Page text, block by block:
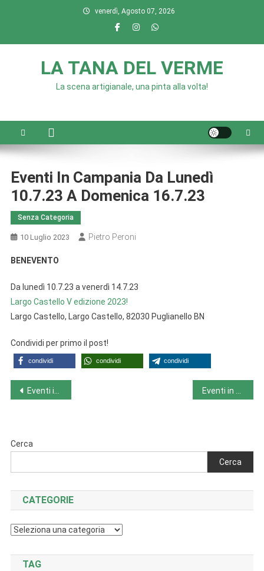
venerdì, Agosto 07, 2026
LA TANA DEL VERME
La scena artigianale, una pinta alla volta!
Eventi In Campania Da Lunedì
10.7.23 A Domenica 16.7.23
Senza Categoria
10 Luglio 2023 Pietro Peroni
BENEVENTO
Da lunedì 10.7.23 a venerdì 14.7.23
Largo Castello V edizione 2023!
Largo Castello, Largo Castello, 82030 Puglianello BN
Condividi per primo il post!
condividi condividi condividi
Navigazione
Eventi in Calabria da lunedì 10.7.23 a domenica 16.7.23
Cerca
Cerca
CATEGORIE
Categorie
TAG